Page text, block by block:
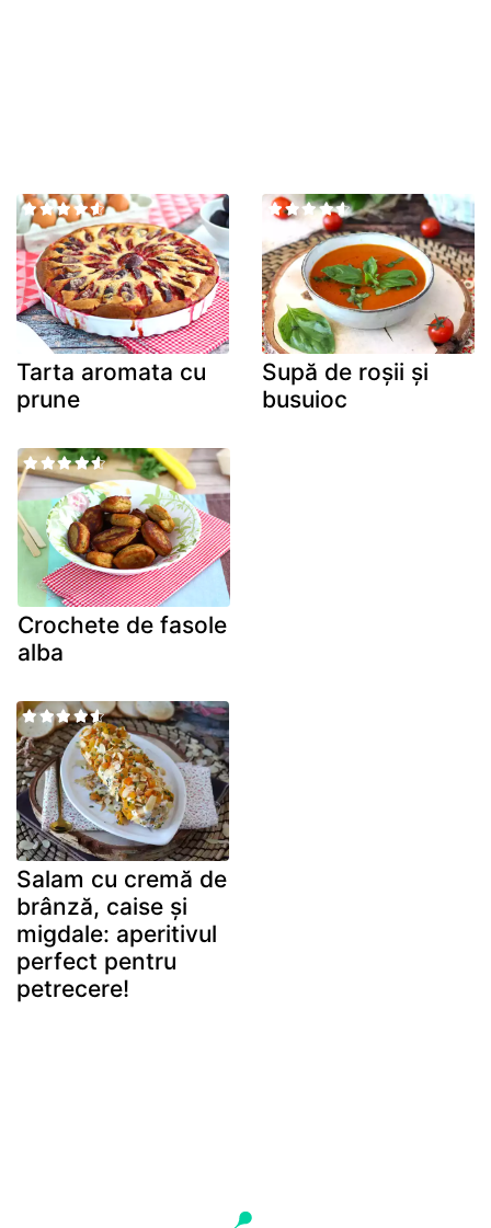
Tarta aromata cu
prune
Supă de roșii și
busuioc
Crochete de fasole
alba
Salam cu cremă de
brânză, caise și
migdale: aperitivul
perfect pentru
petrecere!